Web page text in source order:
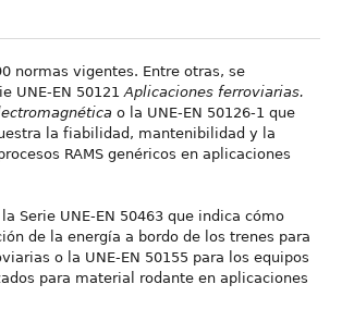
normas vigentes. Entre otras, se
UNE-EN 50121Aplicaciones ferroviarias.
o la UNE-EN 50126-1 que
la fiabilidad, mantenibilidad y la
RAMS genéricos en aplicaciones
Serie UNE-EN 50463 que indica cómo
de la energía a bordo de los trenes para
o la UNE-EN 50155 para los equipos
para material rodante en aplicaciones